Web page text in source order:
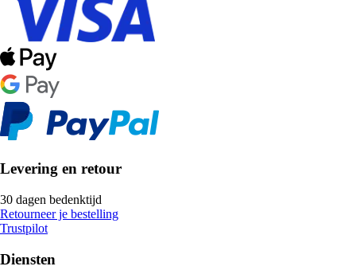
Levering en retour
30 dagen bedenktijd
Retourneer je bestelling
Trustpilot
Diensten